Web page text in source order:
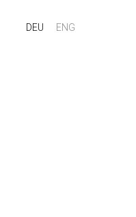
DEU ENG